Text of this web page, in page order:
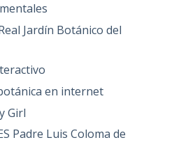
Jardín Botánico del
en internet
Girl
Padre Luis Coloma de